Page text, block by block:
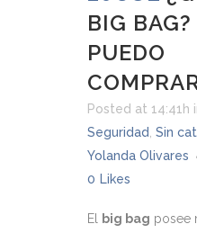
BIG
PUEDO
Posted at 14:41h
Seguridad Sin
Yolanda Olivares
0 Likes
El big bag posee